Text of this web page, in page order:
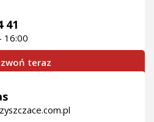
41
16:00
teraz